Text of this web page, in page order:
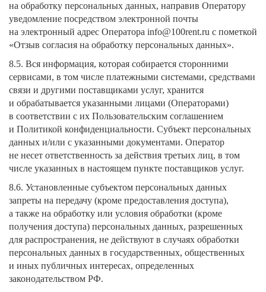
на обработку персональных данных, направив Оператору
уведомление посредством электронной почты
на электронный адрес Оператора info@100rent.ru с пометкой
«Отзыв согласия на обработку персональных данных».
8.5. Вся информация, которая собирается сторонними
сервисами, в том числе платежными системами, средствами
связи и другими поставщиками услуг, хранится
и обрабатывается указанными лицами (Операторами)
в соответствии с их Пользовательским соглашением
и Политикой конфиденциальности. Субъект персональных
данных и/или с указанными документами. Оператор
не несет ответственность за действия третьих лиц, в том
числе указанных в настоящем пункте поставщиков услуг.
8.6. Установленные субъектом персональных данных
запреты на передачу (кроме предоставления доступа),
а также на обработку или условия обработки (кроме
получения доступа) персональных данных, разрешенных
для распространения, не действуют в случаях обработки
персональных данных в государственных, общественных
и иных публичных интересах, определенных
законодательством РФ.